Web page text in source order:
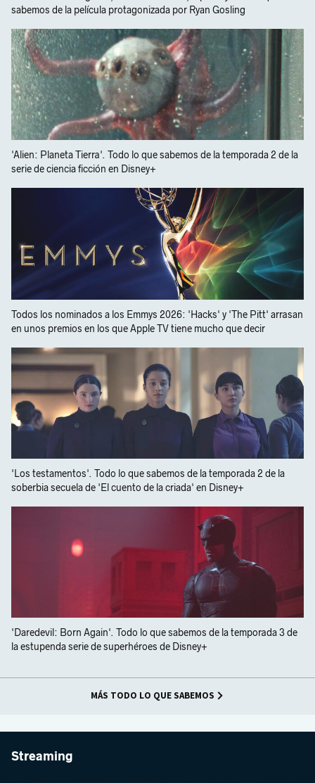
sabemos de la película protagonizada por Ryan Gosling
'Alien: Planeta Tierra'. Todo lo que sabemos de la temporada 2 de la
serie de ciencia ficción en Disney+
Todos los nominados a los Emmys 2026: 'Hacks' y 'The Pitt' arrasan
en unos premios en los que Apple TV tiene mucho que decir
'Los testamentos'. Todo lo que sabemos de la temporada 2 de la
soberbia secuela de 'El cuento de la criada' en Disney+
'Daredevil: Born Again'. Todo lo que sabemos de la temporada 3 de
la estupenda serie de superhéroes de Disney+
MÁS TODO LO QUE SABEMOS
Streaming